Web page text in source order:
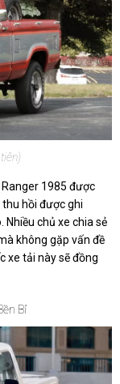
1985 được
thu hồi được ghi
chủ xe chia sẻ
không gặp vấn đề
xe tải này sẽ đồng
Bỉ